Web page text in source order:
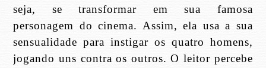
seja, se transformar em sua famosa
personagem do cinema. Assim, ela usa a sua
sensualidade para instigar os quatro homens,
jogando uns contra os outros. O leitor percebe